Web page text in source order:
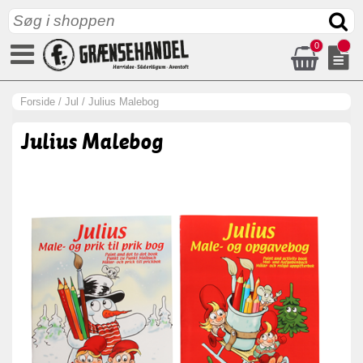
0
Forside / Jul / Julius Malebog
Julius Malebog